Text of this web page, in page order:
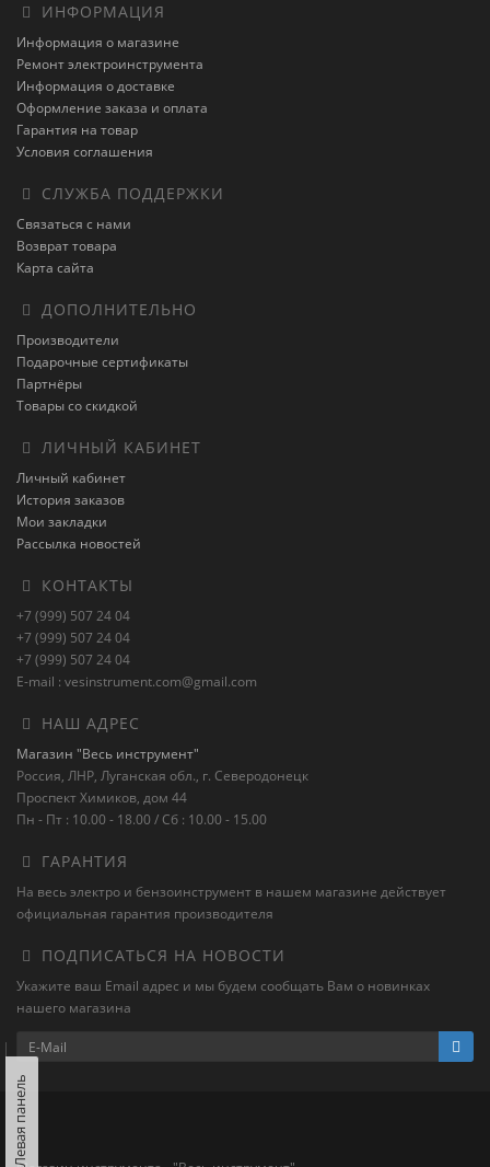
ИНФОРМАЦИЯ
Информация о магазине
Ремонт электроинструмента
Информация о доставке
Оформление заказа и оплата
Гарантия на товар
Условия соглашения
СЛУЖБА ПОДДЕРЖКИ
Связаться с нами
Возврат товара
Карта сайта
ДОПОЛНИТЕЛЬНО
Производители
Подарочные сертификаты
Партнёры
Товары со скидкой
ЛИЧНЫЙ КАБИНЕТ
Личный кабинет
История заказов
Мои закладки
Рассылка новостей
КОНТАКТЫ
+7 (999) 507 24 04
+7 (999) 507 24 04
+7 (999) 507 24 04
E-mail : vesinstrument.com@gmail.com
НАШ АДРЕС
Магазин "Весь инструмент"
Россия, ЛНР, Луганская обл., г. Северодонецк
Проспект Химиков, дом 44
Пн - Пт : 10.00 - 18.00 / Сб : 10.00 - 15.00
ГАРАНТИЯ
На весь электро и бензоинструмент в нашем магазине действует
официальная гарантия производителя
ПОДПИСАТЬСЯ НА НОВОСТИ
Укажите ваш Email адрес и мы будем сообщать Вам о новинках
нашего магазина
Левая панель